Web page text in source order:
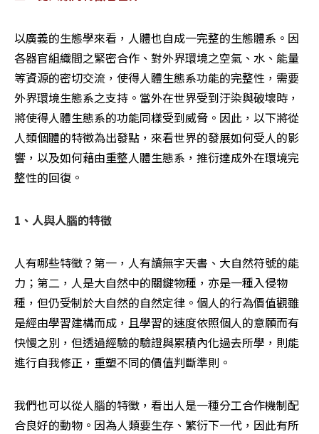
以廣義的生態學來看，人體也自成一完整的生態體系。因
各器官組織間之緊密合作、對外界環境之空氣、水、能量
等資源的密切交流，使得人體生態系功能的完整性，需要
外界環境生態系之支持。當外在世界受到汙染與破壞時，
將使得人體生態系的功能同樣受到威脅。因此，以下將從
人類個體的特徵為出發點，來看世界的發展如何受人的影
響，以及如何藉由重整人體生態系，推衍達成外在環境完
整性的回復。
1、人與人腦的特徵
人有哪些特徵？第一，人有讀無字天書、大自然符號的能
力；第二，人是大自然中的關鍵物種，亦是一種入侵物
種，但仍受制於大自然的自然定律。個人的行為價值觀雖
是經由學習建構而成，且學習的速度依照個人的意願而有
快慢之別，但透過經驗的驗證與累積內化過去所學，則能
進行自我修正，重塑不同的價值判斷準則。
我們也可以從人腦的特徵，看出人是一種分工合作機制配
合良好的動物。因為人類要生存、繁衍下一代，因此有所